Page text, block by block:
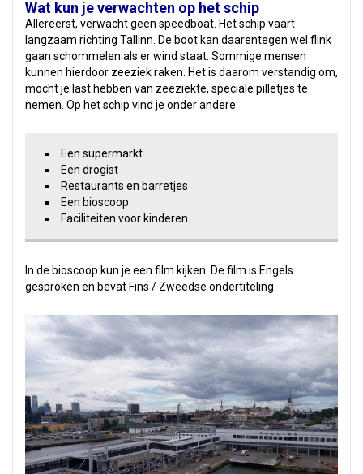
Wat kun je verwachten op het schip
Allereerst, verwacht geen speedboat. Het schip vaart
langzaam richting Tallinn. De boot kan daarentegen wel flink
gaan schommelen als er wind staat. Sommige mensen
kunnen hierdoor zeeziek raken. Het is daarom verstandig om,
mocht je last hebben van zeeziekte, speciale pilletjes te
nemen. Op het schip vind je onder andere:
Een supermarkt
Een drogist
Restaurants en barretjes
Een bioscoop
Faciliteiten voor kinderen
In de bioscoop kun je een film kijken. De film is Engels
gesproken en bevat Fins / Zweedse ondertiteling.